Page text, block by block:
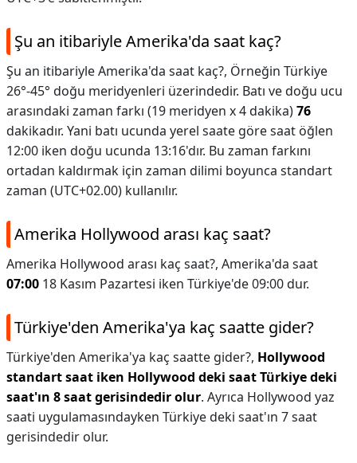
Şu an itibariyle Amerika'da saat kaç?
Şu an itibariyle Amerika'da saat kaç?, Örneğin Türkiye
26°-45° doğu meridyenleri üzerindedir. Batı ve doğu ucu
arasındaki zaman farkı (19 meridyen x 4 dakika)76
dakikadır. Yani batı ucunda yerel saate göre saat öğlen
12:00 iken doğu ucunda 13:16'dır. Bu zaman farkını
ortadan kaldırmak için zaman dilimi boyunca standart
zaman (UTC+02.00) kullanılır.
Amerika Hollywood arası kaç saat?
Amerika Hollywood arası kaç saat?, Amerika'da saat
07:00 18 Kasım Pazartesi iken Türkiye'de 09:00 dur.
Türkiye'den Amerika'ya kaç saatte gider?
Türkiye'den Amerika'ya kaç saatte gider?, Hollywood
standart saat iken Hollywood deki saat Türkiye deki
saat'ın 8 saat gerisindedir olur. Ayrıca Hollywood yaz
saati uygulamasındayken Türkiye deki saat'ın 7 saat
gerisindedir olur.